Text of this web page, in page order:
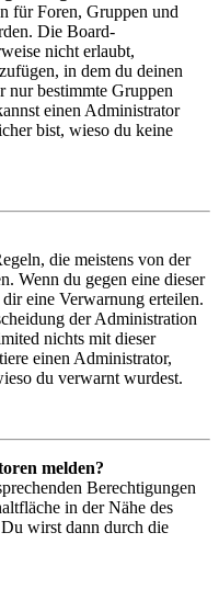
für Foren, Gruppen und
Die Board-
nicht erlaubt,
in dem du deinen
nur bestimmte Gruppen
einen Administrator
bist, wieso du keine
die meistens von der
Wenn du gegen eine dieser
eine Verwarnung erteilen.
der Administration
nichts mit dieser
einen Administrator,
du verwarnt wurdest.
melden?
Berechtigungen
in der Nähe des
wirst dann durch die